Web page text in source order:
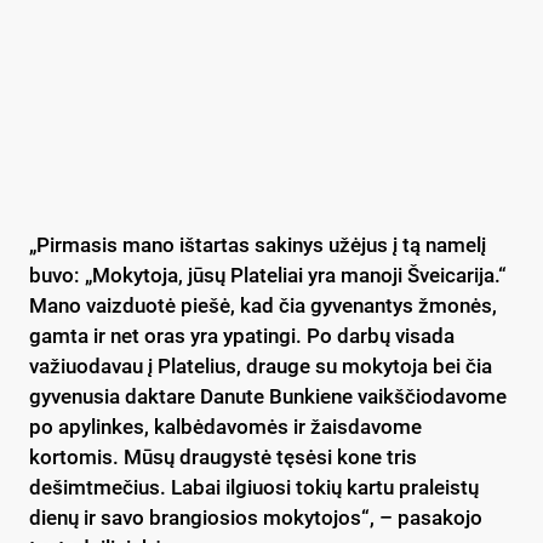
„Pirmasis mano ištartas sakinys užėjus į tą namelį
buvo: „Mokytoja, jūsų Plateliai yra manoji Šveicarija.“
Mano vaizduotė piešė, kad čia gyvenantys žmonės,
gamta ir net oras yra ypatingi. Po darbų visada
važiuodavau į Platelius, drauge su mokytoja bei čia
gyvenusia daktare Danute Bunkiene vaikščiodavome
po apylinkes, kalbėdavomės ir žaisdavome
kortomis. Mūsų draugystė tęsėsi kone tris
dešimtmečius. Labai ilgiuosi tokių kartu praleistų
dienų ir savo brangiosios mokytojos“, – pasakojo